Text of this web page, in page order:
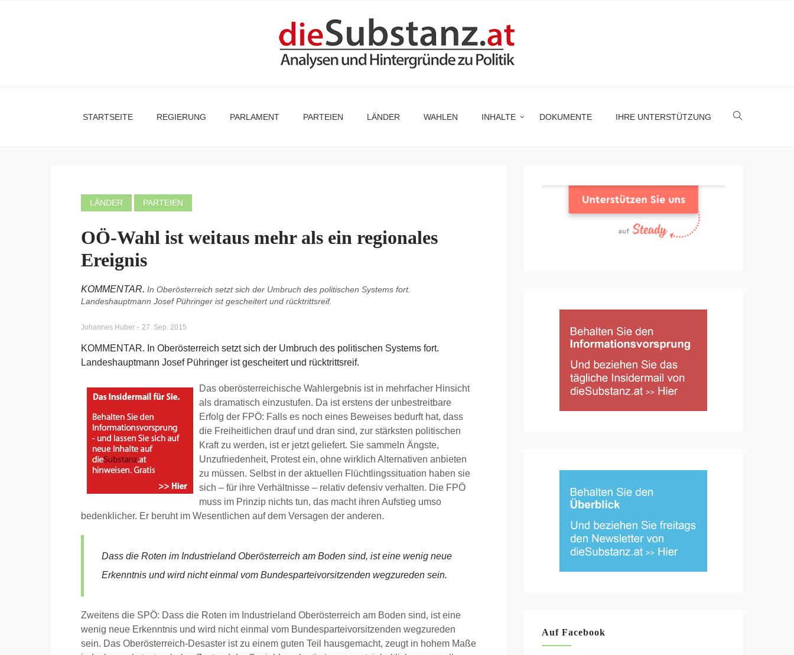
STARTSEITE REGIERUNG PARLAMENT PARTEIEN LÄNDER WAHLEN INHALTE DOKUMENTE IHRE UNTERSTÜTZUNG
LÄNDER PARTEIEN
OÖ-Wahl ist weitaus mehr als ein regionales
Ereignis
KOMMENTAR. In Oberösterreich setzt sich der Umbruch des politischen Systems fort.
Landeshauptmann Josef Pühringer ist gescheitert und rücktrittsreif.
Johannes Huber - 27. Sep. 2015
KOMMENTAR. In Oberösterreich setzt sich der Umbruch des politischen Systems fort.
Landeshauptmann Josef Pühringer ist gescheitert und rücktrittsreif.
Das oberösterreichische Wahlergebnis ist in mehrfacher Hinsicht
als dramatisch einzustufen. Da ist erstens der unbestreitbare
Erfolg der FPÖ: Falls es noch eines Beweises bedurft hat, dass
die Freiheitlichen drauf und dran sind, zur stärksten politischen
Kraft zu werden, ist er jetzt geliefert. Sie sammeln Ängste,
Unzufriedenheit, Protest ein, ohne wirklich Alternativen anbieten
zu müssen. Selbst in der aktuellen Flüchtlingssituation haben sie
sich – für ihre Verhältnisse – relativ defensiv verhalten. Die FPÖ
muss im Prinzip nichts tun, das macht ihren Aufstieg umso
bedenklicher. Er beruht im Wesentlichen auf dem Versagen der anderen.
Dass die Roten im Industrieland Oberösterreich am Boden sind, ist eine wenig neue
Erkenntnis und wird nicht einmal vom Bundesparteivorsitzenden wegzureden sein.
Zweitens die SPÖ: Dass die Roten im Industrieland Oberösterreich am Boden sind, ist eine
wenig neue Erkenntnis und wird nicht einmal vom Bundesparteivorsitzenden wegzureden
sein. Das Oberösterreich-Desaster ist zu einem guten Teil hausgemacht, zeugt in hohem Maße
Auf Facebook